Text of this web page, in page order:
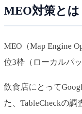
MEO対策とは
MEO（Map Engine
位3枠（ローカルパ
飲食店にとって
た、TableCheckの